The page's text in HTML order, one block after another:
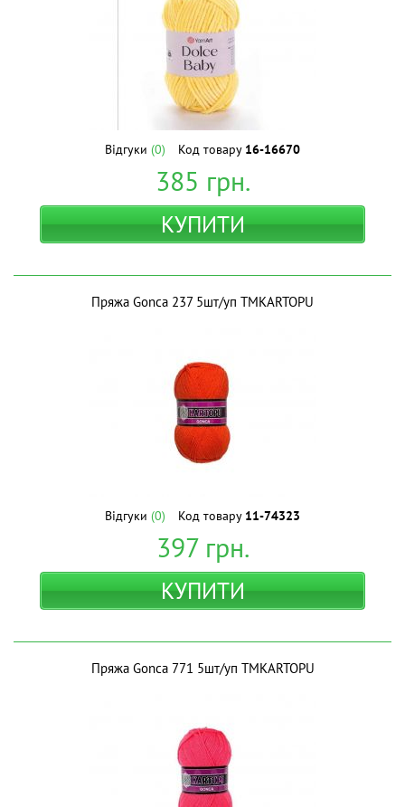
Відгуки (0) Код товару 16-16670
385 грн.
КУПИТИ
Пряжа Gonca 237 5шт/уп ТМKARTOPU
Відгуки (0) Код товару 11-74323
397грн.
КУПИТИ
Пряжа Gonca 771 5шт/уп ТМKARTOPU